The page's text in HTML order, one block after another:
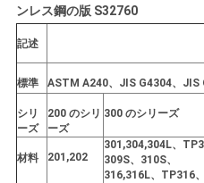
絡
し
な
さ
ンレス鋼の版 S32760
記述
標準 ASTM A240、JIS G4304、JIS
シリ
ーズ
200 のシリ
ーズ
300 のシリーズ
材料 201,202
301,304,304L、
309S、310S、
316,316L、TP316